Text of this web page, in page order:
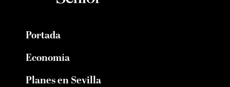
Portada
Economía
Planes en Sevilla